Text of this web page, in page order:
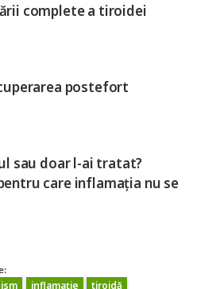
complete a tiroidei
postefort
sau doar l-ai tratat?
care inflamația nu se
inflamație
tiroidă